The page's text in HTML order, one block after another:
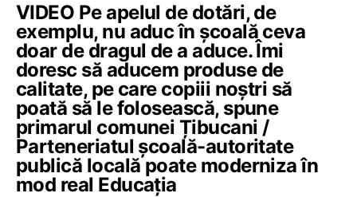
VIDEO Pe apelul de dotări, de
exemplu, nu aduc în școală ceva
doar de dragul de a aduce. Îmi
doresc să aducem produse de
calitate, pe care copiii noștri să
poată să le folosească, spune
primarul comunei Țibucani /
Parteneriatul școală-autoritate
publică locală poate moderniza în
mod real Educația